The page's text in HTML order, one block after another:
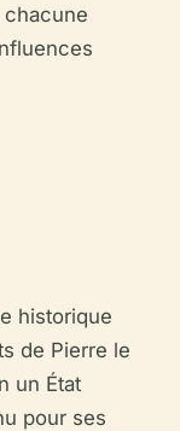
historique
de Pierre le
un État
pour ses